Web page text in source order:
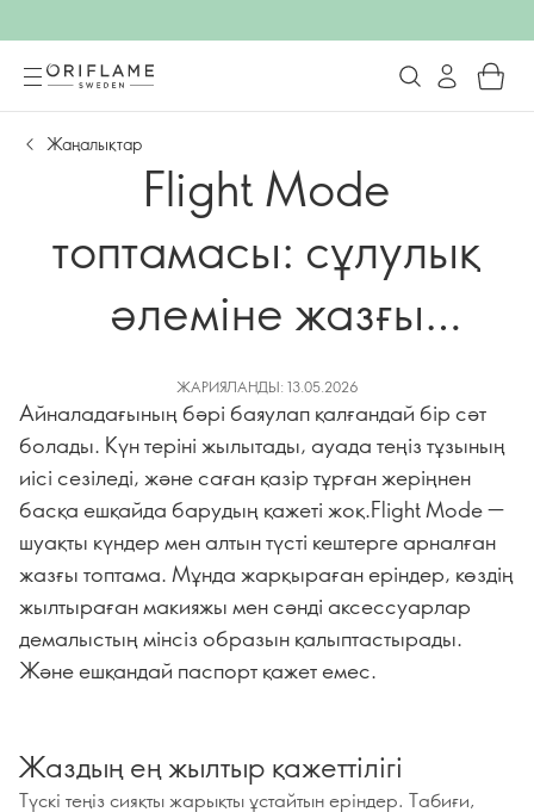
Жаңалықтар
Flight Mode
топтамасы: сұлулық
әлеміне жазғы
саяхатыңыз осы
жерден басталады
ЖАРИЯЛАНДЫ: 13.05.2026
Айналадағының бәрі баяулап қалғандай бір сәт
болады. Күн теріні жылытады, ауада теңіз тұзының
иісі сезіледі, және саған қазір тұрған жеріңнен
басқа ешқайда барудың қажеті жоқ.Flight Mode —
шуақты күндер мен алтын түсті кештерге арналған
жазғы топтама. Мұнда жарқыраған еріндер, көздің
жылтыраған макияжы мен сәнді аксессуарлар
демалыстың мінсіз образын қалыптастырады.
Және ешқандай паспорт қажет емес.
Жаздың ең жылтыр қажеттілігі
Түскі теңіз сияқты жарықты ұстайтын еріндер. Табиғи,